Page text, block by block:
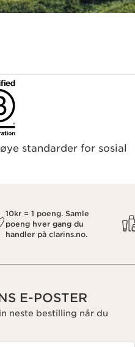
standarder for sosial
10kr = 1 poeng. Samle
poeng hver gang du
handler på clarins.no.
E-POSTER
neste bestilling når du